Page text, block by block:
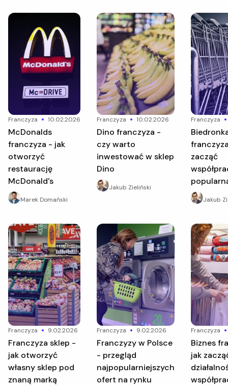
franczyza 10.02.2026
McDonalds
franczyza - jak
otworzyć
restaurację
McDonald's
Marek Domański
franczyza 10.02.2026
Dino franczyza -
czy warto
inwestować w sklep
Dino
Jakub Zieliński
franczyza
Biedronka
zacząć
Jakub
franczyza 9.02.2026
Franczyza sklep -
jak otworzyć
własny sklep pod
znaną marką
franczyza 9.02.2026
Franczyzy w Polsce
- przegląd
najpopularniejszych
ofert na rynku
franczyza
Biznes franczyza -
jak